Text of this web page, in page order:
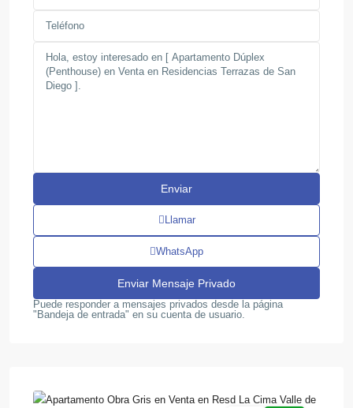
Llamar
WhatsApp
Puede responder a mensajes privados desde la página
"Bandeja de entrada" en su cuenta de usuario.
Valles